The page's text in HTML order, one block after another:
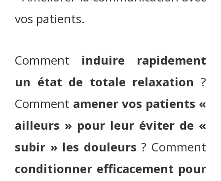
vos patients.
Comment induire rapidement
un état de totale relaxation ?
Comment amener vos patients «
ailleurs » pour leur éviter de «
subir » les douleurs ? Comment
conditionner efficacement pour